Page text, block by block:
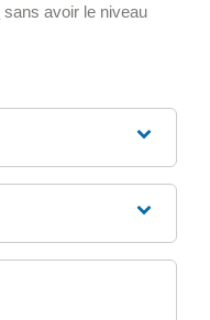
sans avoir le niveau